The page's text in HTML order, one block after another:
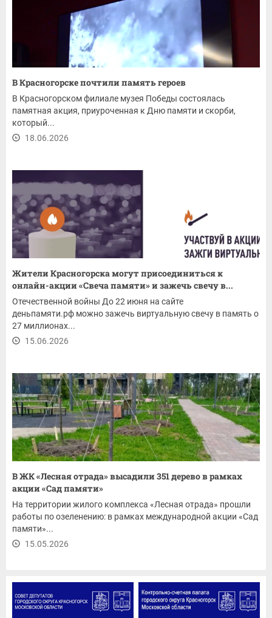
В Красногорске почтили память героев
В Красногорском филиале музея Победы состоялась
памятная акция, приуроченная к Дню памяти и скорби,
который...
18.06.2026
Жители Красногорска могут присоединиться к
онлайн-акции «Свеча памяти» и зажечь свечу в...
Отечественной войны До 22 июня на сайте
деньпамяти.рф можно зажечь виртуальную свечу в память о
27 миллионах...
15.06.2026
В ЖК «Лесная отрада» высадили 351 дерево в рамках
акции «Сад памяти»
На территории жилого комплекса «Лесная отрада» прошли
работы по озеленению: в рамках международной акции «Сад
памяти»...
15.05.2026